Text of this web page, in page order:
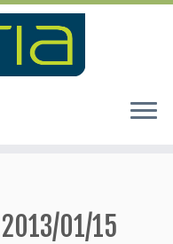
2013/01/15